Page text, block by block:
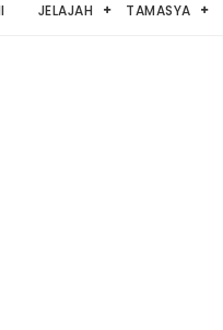
JELAJAH TAMASYA